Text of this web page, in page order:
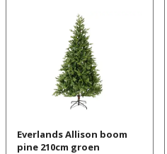
Everlands Allison boom
pine 210cm groen